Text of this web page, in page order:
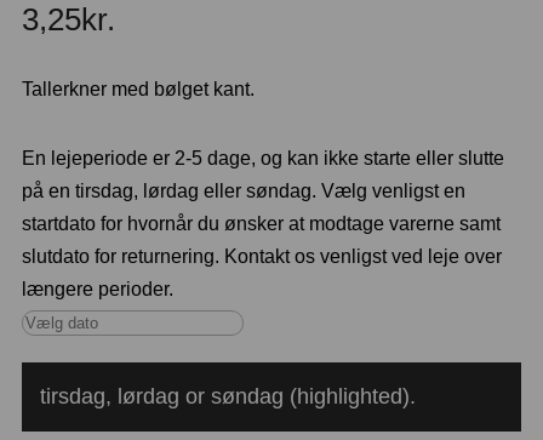
3,25kr.
Tallerkner med bølget kant.
En lejeperiode er 2-5 dage, og kan ikke starte eller slutte
på en tirsdag, lørdag eller søndag. Vælg venligst en
startdato for hvornår du ønsker at modtage varerne samt
slutdato for returnering. Kontakt os venligst ved leje over
længere perioder.
tirsdag, lørdag or søndag (highlighted).